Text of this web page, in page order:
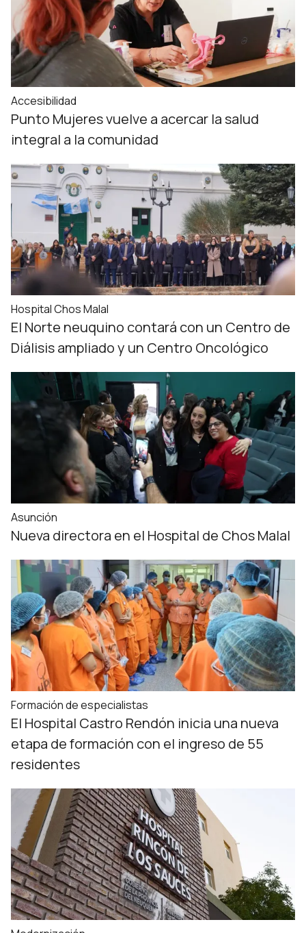
Accesibilidad
Punto Mujeres vuelve a acercar la salud
integral a la comunidad
Hospital Chos Malal
El Norte neuquino contará con un Centro de
Diálisis ampliado y un Centro Oncológico
Asunción
Nueva directora en el Hospital de Chos Malal
Formación de especialistas
El Hospital Castro Rendón inicia una nueva
etapa de formación con el ingreso de 55
residentes